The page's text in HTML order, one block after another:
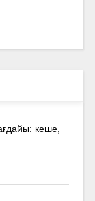
кеше,